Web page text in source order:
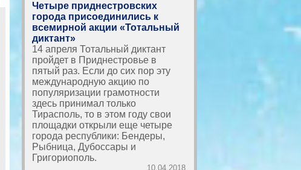
Четыре приднестровских
города присоединились к
всемирной акции «Тотальный
диктант»
14 апреля Тотальный диктант
пройдет в Приднестровье в
пятый раз. Если до сих пор эту
международную акцию по
популяризации грамотности
здесь принимал только
Тирасполь, то в этом году свои
площадки открыли еще четыре
города республики: Бендеры,
Рыбница, Дубоссары и
Григориополь.
10.04.2018